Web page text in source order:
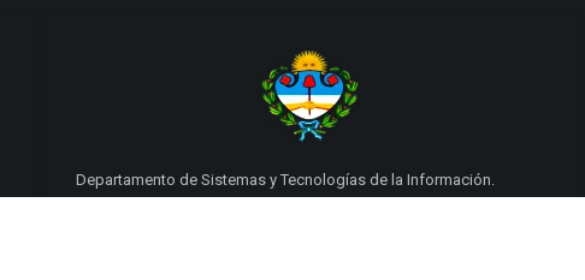
Departamento de Sistemas y Tecnologías de la Información.